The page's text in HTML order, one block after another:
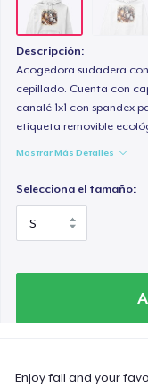
Descripción:
Acogedora sudadera
cepillado. Cuenta con
canalé 1x1 con spandex
etiqueta removible
Mostrar Más Detalles
Selecciona el tamaño:
Enjoy fall and your